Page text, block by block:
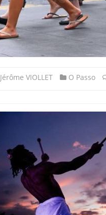
Jérôme VIOLLET O Passo